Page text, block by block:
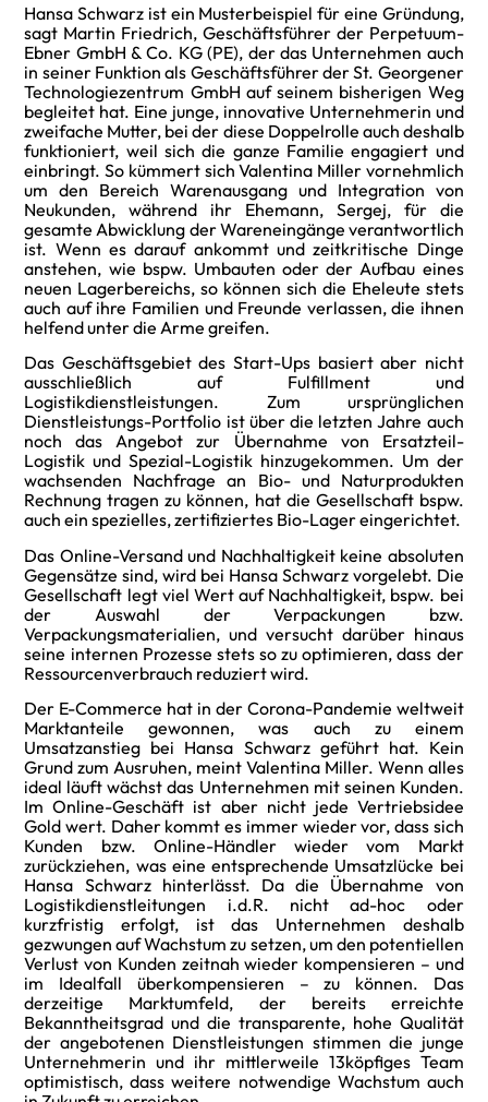
Hansa Schwarz ist ein Musterbeispiel für eine Gründung,
sagt Martin Friedrich, Geschäftsführer der Perpetuum-
Ebner GmbH & Co. KG (PE), der das Unternehmen auch
in seiner Funktion als Geschäftsführer der St. Georgener
Technologiezentrum GmbH auf seinem bisherigen Weg
begleitet hat. Eine junge, innovative Unternehmerin und
zweifache Mutter, bei der diese Doppelrolle auch deshalb
funktioniert, weil sich die ganze Familie engagiert und
einbringt. So kümmert sich Valentina Miller vornehmlich
um den Bereich Warenausgang und Integration von
Neukunden, während ihr Ehemann, Sergej, für die
gesamte Abwicklung der Wareneingänge verantwortlich
ist. Wenn es darauf ankommt und zeitkritische Dinge
anstehen, wie bspw. Umbauten oder der Aufbau eines
neuen Lagerbereichs, so können sich die Eheleute stets
auch auf ihre Familien und Freunde verlassen, die ihnen
helfend unter die Arme greifen.
Das Geschäftsgebiet des Start-Ups basiert aber nicht
ausschließlich auf Fulfillment und
Logistikdienstleistungen. Zum ursprünglichen
Dienstleistungs-Portfolio ist über die letzten Jahre auch
noch das Angebot zur Übernahme von Ersatzteil-
Logistik und Spezial-Logistik hinzugekommen. Um der
wachsenden Nachfrage an Bio- und Naturprodukten
Rechnung tragen zu können, hat die Gesellschaft bspw.
auch ein spezielles, zertifiziertes Bio-Lager eingerichtet.
Das Online-Versand und Nachhaltigkeit keine absoluten
Gegensätze sind, wird bei Hansa Schwarz vorgelebt. Die
Gesellschaft legt viel Wert auf Nachhaltigkeit, bspw. bei
der Auswahl der Verpackungen bzw.
Verpackungsmaterialien, und versucht darüber hinaus
seine internen Prozesse stets so zu optimieren, dass der
Ressourcenverbrauch reduziert wird.
Der E-Commerce hat in der Corona-Pandemie weltweit
Marktanteile gewonnen, was auch zu einem
Umsatzanstieg bei Hansa Schwarz geführt hat. Kein
Grund zum Ausruhen, meint Valentina Miller. Wenn alles
ideal läuft wächst das Unternehmen mit seinen Kunden.
Im Online-Geschäft ist aber nicht jede Vertriebsidee
Gold wert. Daher kommt es immer wieder vor, dass sich
Kunden bzw. Online-Händler wieder vom Markt
zurückziehen, was eine entsprechende Umsatzlücke bei
Hansa Schwarz hinterlässt. Da die Übernahme von
Logistikdienstleitungen i.d.R. nicht ad-hoc oder
kurzfristig erfolgt, ist das Unternehmen deshalb
gezwungen auf Wachstum zu setzen, um den potentiellen
Verlust von Kunden zeitnah wieder kompensieren – und
im Idealfall überkompensieren – zu können. Das
derzeitige Marktumfeld, der bereits erreichte
Bekanntheitsgrad und die transparente, hohe Qualität
der angebotenen Dienstleistungen stimmen die junge
Unternehmerin und ihr mittlerweile 13köpfiges Team
optimistisch, dass weitere notwendige Wachstum auch